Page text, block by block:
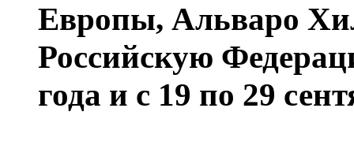
Европы, Альваро
Российскую
года и с 19 по 29